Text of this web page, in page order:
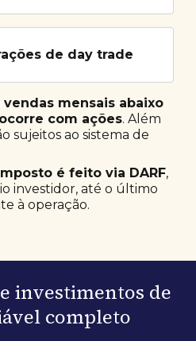
de day trade
vendas mensais abaixo
com ações. Além
sujeitos ao sistema de
é feito via DARF,
investidor, até o último
à operação.
investimentos de
completo